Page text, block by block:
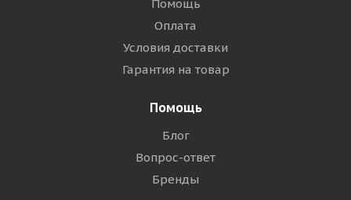
Помощь
Оплата
Условия доставки
Гарантия на товар
Помощь
Блог
Вопрос-ответ
Бренды